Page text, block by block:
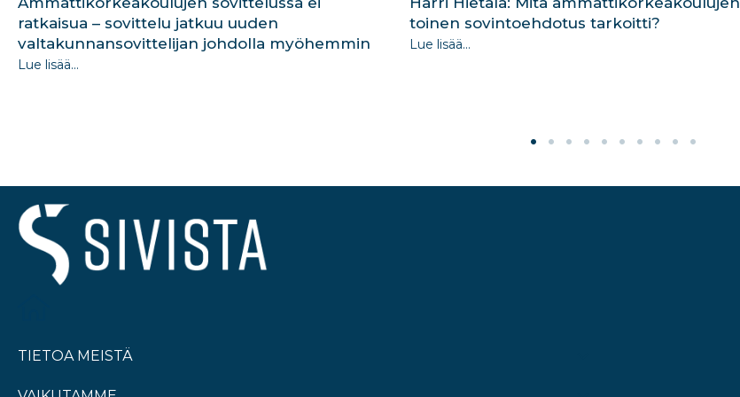
ratkaisua – sovittelu jatkuu uuden
valtakunnansovittelijan johdolla myöhemmin
Lue lisää...
toinen sovintoehdotus tarkoitti?
Lue lisää...
TIETOA MEISTÄ